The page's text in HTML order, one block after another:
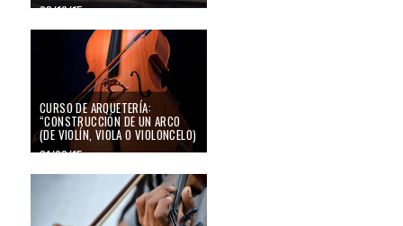
08/10/15
CURSO DE ARQUETERÍA:
“CONSTRUCCIÓN DE UN ARCO
(DE VIOLÍN, VIOLA O VIOLONCELO)
31/08/15